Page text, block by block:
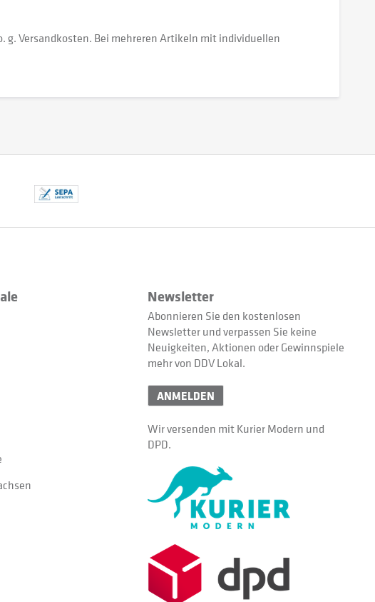
g. Versandkosten. Bei mehreren Artikeln mit individuellen
Newsletter
Abonnieren Sie den kostenlosen
Newsletter und verpassen Sie keine
Neuigkeiten, Aktionen oder Gewinnspiele
mehr von DDV Lokal.
ANMELDEN
Wir versenden mit Kurier Modern und
DPD.